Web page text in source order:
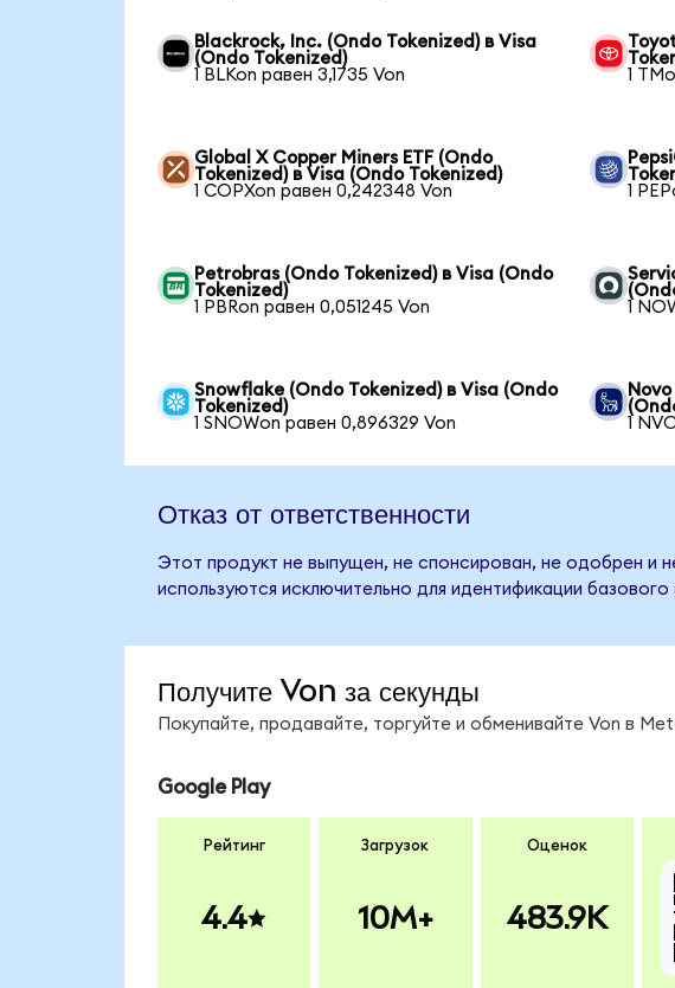
Blackrock, Inc. (Ondo Tokenized) в Visa
(Ondo Tokenized)
1 BLKon равен 3,1735 Von
1
Global X Copper Miners ETF (Ondo
Tokenized) в Visa (Ondo Tokenized)
1 COPXon равен 0,242348 Von
1
Petrobras (Ondo Tokenized) в Visa (Ondo
Tokenized)
1 PBRon равен 0,051245 Von
1
Snowflake (Ondo Tokenized) в Visa (Ondo
Tokenized)
1 SNOWon равен 0,896329 Von
1
Отказ от ответственности
Этот продукт не выпущен, не спонсирован, не одобрен и
используются исключительно для идентификации базового
Получите Von за секунды
Покупайте, продавайте, торгуйте и обменивайте Von в
Google Play
Рейтинг
4.4
Загрузок
10M+
Оценок
483.9K